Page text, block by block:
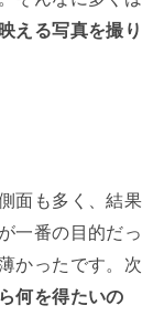
映える写真を撮り
面も多く、結果
一番の目的だっ
かったです。次
何を得たいの